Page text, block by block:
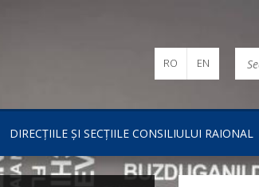
DIRECȚIILE ȘI SECȚIILE CONSILIULUI RAIONAL
RO EN